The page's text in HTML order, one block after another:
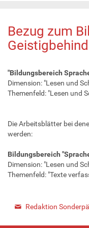
Bezug zum
"Bildungsbereich
Dimension: "Lesen und
Themenfeld: "Lesen und
Die Arbeitsblätter bei
werden:
Bildungsbereich
Dimension: "Lesen und
Themenfeld: "Texte
Redaktion